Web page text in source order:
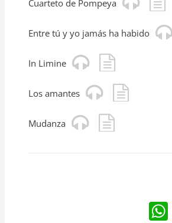
Cuarteto de Pompeya
Entre tú y yo jamás ha habido
In Limine
Los amantes
Mudanza